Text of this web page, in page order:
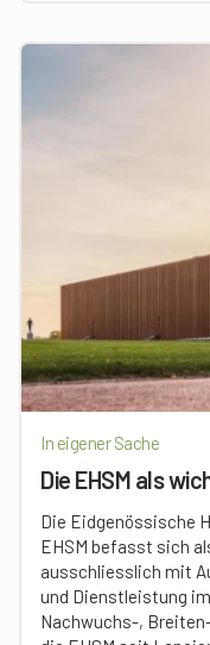
In eigener Sache
Die EHSM als
Die Eidgenössische
EHSM befasst sich
ausschliesslich mit
und Dienstleistung
Nachwuchs-,